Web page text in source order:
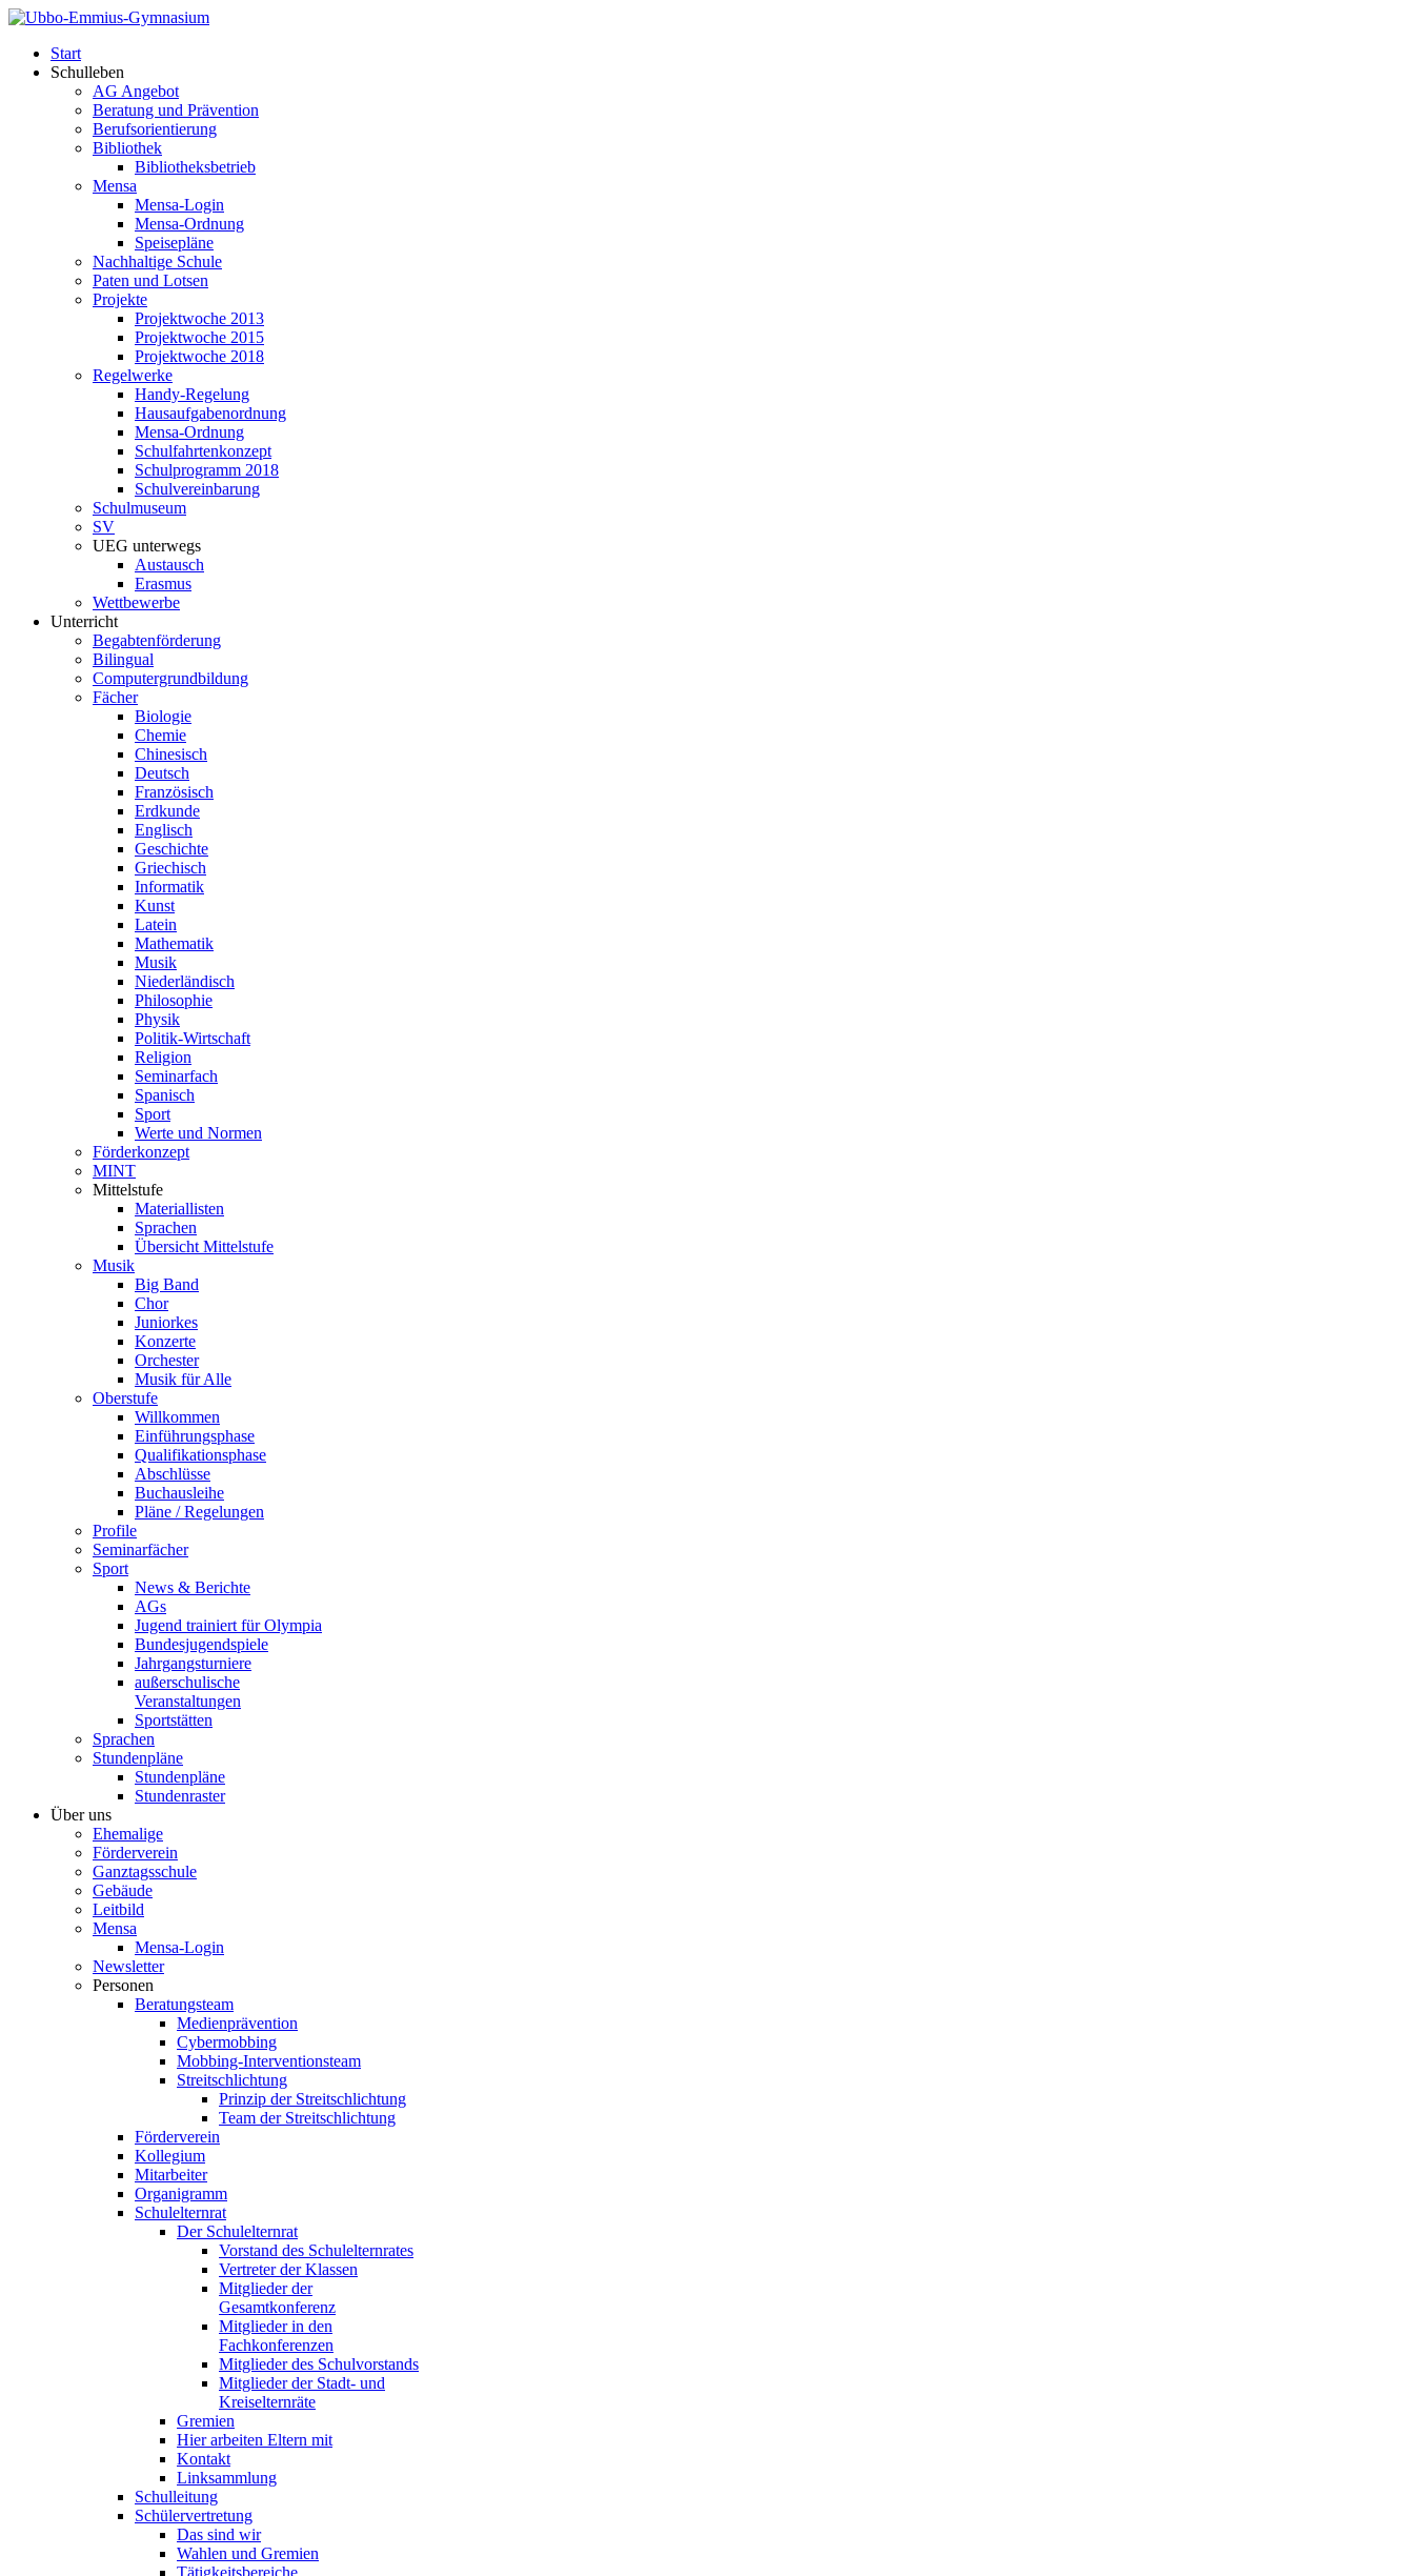
Start
Schulleben
AG Angebot
Beratung und Prävention
Berufsorientierung
Bibliothek
Bibliotheksbetrieb
Mensa
Mensa-Login
Mensa-Ordnung
Speisepläne
Nachhaltige Schule
Paten und Lotsen
Projekte
Projektwoche 2013
Projektwoche 2015
Projektwoche 2018
Regelwerke
Handy-Regelung
Hausaufgabenordnung
Mensa-Ordnung
Schulfahrtenkonzept
Schulprogramm 2018
Schulvereinbarung
Schulmuseum
SV
UEG unterwegs
Austausch
Erasmus
Wettbewerbe
Unterricht
Begabtenförderung
Bilingual
Computergrundbildung
Fächer
Biologie
Chemie
Chinesisch
Deutsch
Französisch
Erdkunde
Englisch
Geschichte
Griechisch
Informatik
Kunst
Latein
Mathematik
Musik
Niederländisch
Philosophie
Physik
Politik-Wirtschaft
Religion
Seminarfach
Spanisch
Sport
Werte und Normen
Förderkonzept
MINT
Mittelstufe
Materiallisten
Sprachen
Übersicht Mittelstufe
Musik
Big Band
Chor
Juniorkes
Konzerte
Orchester
Musik für Alle
Oberstufe
Willkommen
Einführungsphase
Qualifikationsphase
Abschlüsse
Buchausleihe
Pläne / Regelungen
Profile
Seminarfächer
Sport
News & Berichte
AGs
Jugend trainiert für Olympia
Bundesjugendspiele
Jahrgangsturniere
außerschulische
Veranstaltungen
Sportstätten
Sprachen
Stundenpläne
Stundenpläne
Stundenraster
Über uns
Ehemalige
Förderverein
Ganztagsschule
Gebäude
Leitbild
Mensa
Mensa-Login
Newsletter
Personen
Beratungsteam
Medienprävention
Cybermobbing
Mobbing-Interventionsteam
Streitschlichtung
Prinzip der Streitschlichtung
Team der Streitschlichtung
Förderverein
Kollegium
Mitarbeiter
Organigramm
Schulelternrat
Der Schulelternrat
Vorstand des Schulelternrates
Vertreter der Klassen
Mitglieder der
Gesamtkonferenz
Mitglieder in den
Fachkonferenzen
Mitglieder des Schulvorstands
Mitglieder der Stadt- und
Kreiselternräte
Gremien
Hier arbeiten Eltern mit
Kontakt
Linksammlung
Schulleitung
Schülervertretung
Das sind wir
Wahlen und Gremien
Tätigkeitsbereiche